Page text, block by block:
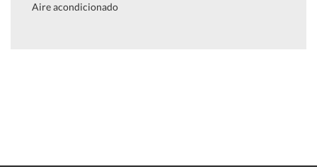
Aire acondicionado